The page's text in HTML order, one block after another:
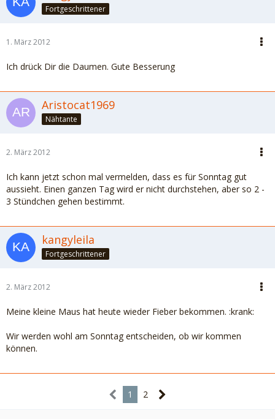
Fortgeschrittener
1. März 2012
Ich drück Dir die Daumen. Gute Besserung
Aristocat1969
Nähtante
2. März 2012
Ich kann jetzt schon mal vermelden, dass es für Sonntag gut
aussieht. Einen ganzen Tag wird er nicht durchstehen, aber so 2 -
3 Stündchen gehen bestimmt.
kangyleila
Fortgeschrittener
2. März 2012
Meine kleine Maus hat heute wieder Fieber bekommen. :krank:
Wir werden wohl am Sonntag entscheiden, ob wir kommen
können.
1 2